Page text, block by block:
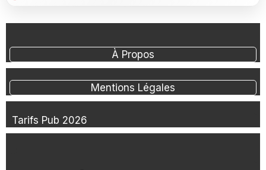
À Propos
Mentions Légales
Tarifs Pub 2026